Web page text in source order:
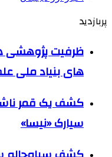
پربازدید
ظرفیت پژوهشی
های بنیاد ملی
کشف یک قمر
سیارک «نیسا»